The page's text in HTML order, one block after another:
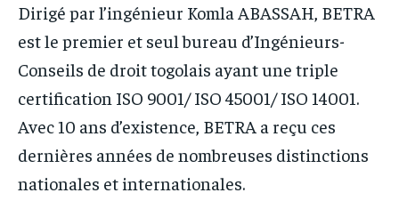
Dirigé par l’ingénieur Komla ABASSAH, BETRA
est le premier et seul bureau d’Ingénieurs-
Conseils de droit togolais ayant une triple
certification ISO 9001/ ISO 45001/ ISO 14001.
Avec 10 ans d’existence, BETRA a reçu ces
dernières années de nombreuses distinctions
nationales et internationales.